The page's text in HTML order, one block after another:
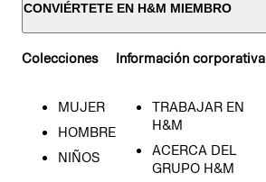
CONVIÉRTETE EN H&M MIEMBRO
Colecciones
MUJER
HOMBRE
NIÑOS
Información corporativa
TRABAJAR EN
H&M
ACERCA DEL
GRUPO H&M